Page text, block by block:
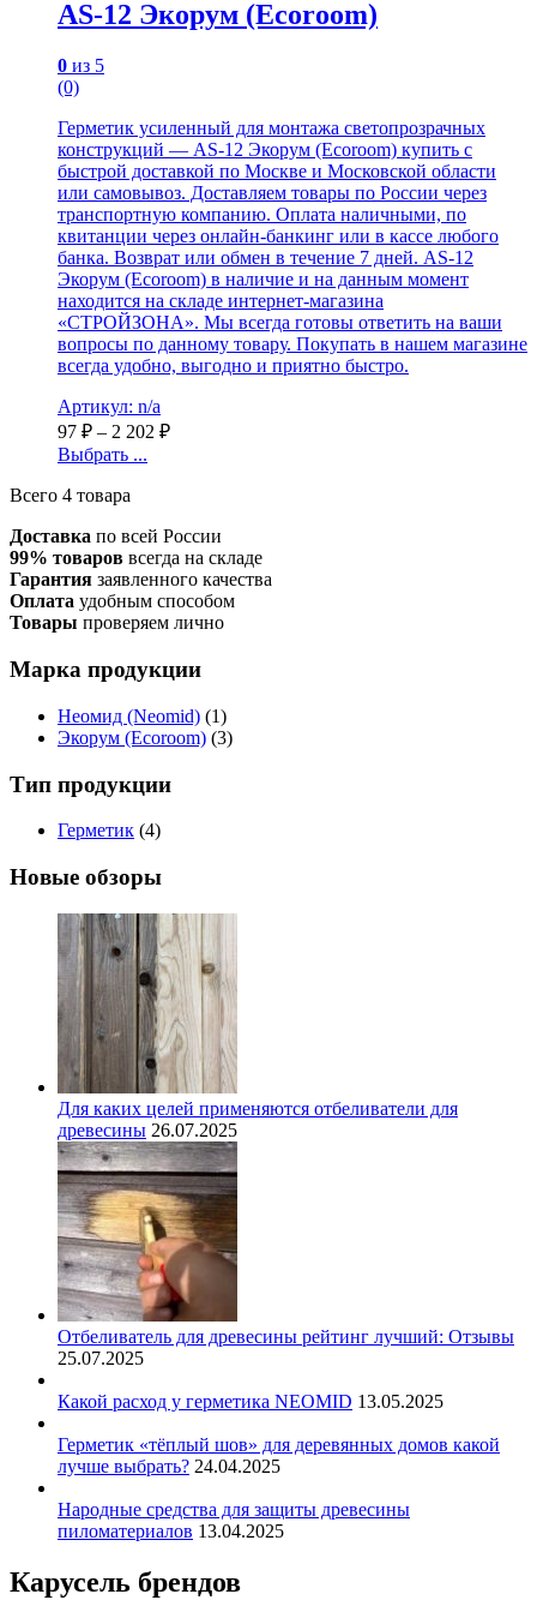
AS-12 Экорум (Ecoroom)
0 из 5
(0)
Герметик усиленный для монтажа светопрозрачных
конструкций — AS-12 Экорум (Ecoroom) купить с
быстрой доставкой по Москве и Московской области
или самовывоз. Доставляем товары по России через
транспортную компанию. Оплата наличными, по
квитанции через онлайн-банкинг или в кассе любого
банка. Возврат или обмен в течение 7 дней. AS-12
Экорум (Ecoroom) в наличие и на данным момент
находится на складе интернет-магазина
«СТРОЙЗОНА». Мы всегда готовы ответить на ваши
вопросы по данному товару. Покупать в нашем магазине
всегда удобно, выгодно и приятно быстро.
Артикул: n/a
97 ₽ – 2 202 ₽
Выбрать ...
Всего 4 товара
Доставка по всей России
99% товаров всегда на складе
Гарантия заявленного качества
Оплата удобным способом
Товары проверяем лично
Марка продукции
Неомид (Neomid) (1)
Экорум (Ecoroom) (3)
Тип продукции
Герметик (4)
Новые обзоры
Для каких целей применяются отбеливатели для
древесины 26.07.2025
Отбеливатель для древесины рейтинг лучший: Отзывы
25.07.2025
Какой расход у герметика NEOMID 13.05.2025
Герметик «тёплый шов» для деревянных домов какой
лучше выбрать? 24.04.2025
Народные средства для защиты древесины
пиломатериалов 13.04.2025
Карусель брендов